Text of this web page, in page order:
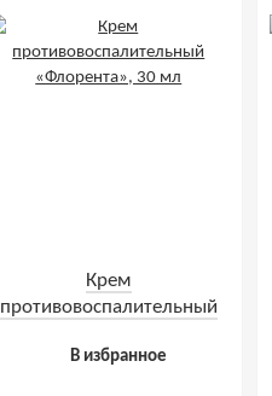
Крем
противовоспалительный
В избранное